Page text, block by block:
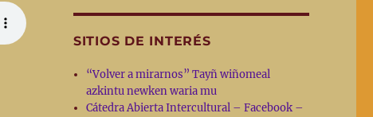
SITIOS DE INTERÉS
“Volver a mirarnos” Tayñ wiñomeal
azkintu newken waria mu
Cátedra Abierta Intercultural – Facebook –